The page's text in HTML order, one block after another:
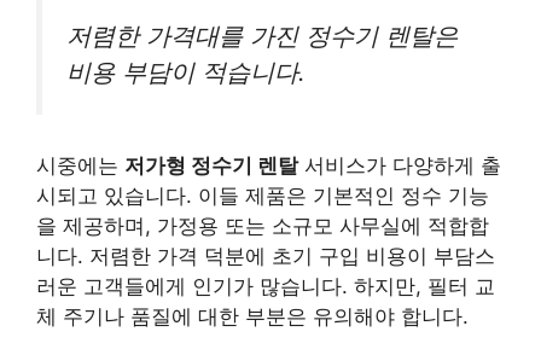
저렴한 가격대를 가진 정수기 렌탈은
비용 부담이 적습니다.
시중에는 저가형 정수기 렌탈서비스가 다양하게 출
시되고 있습니다. 이들 제품은 기본적인 정수 기능
을 제공하며, 가정용 또는 소규모 사무실에 적합합
니다. 저렴한 가격 덕분에 초기 구입 비용이 부담스
러운 고객들에게 인기가 많습니다. 하지만, 필터 교
체 주기나 품질에 대한 부분은 유의해야 합니다.